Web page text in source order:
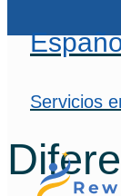
Servicios